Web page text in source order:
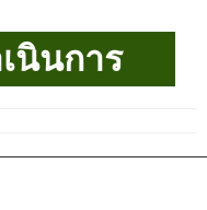
นินการ